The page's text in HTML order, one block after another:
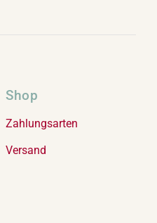
Shop
Zahlungsarten
Versand